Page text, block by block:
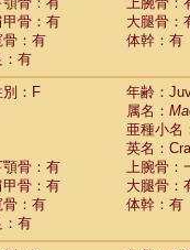
Kasi senex
Nasalis larvatus(0)
Presbytes
Pygathrix nemaeus
Semnopithecus
Trachypithecus
Trachypithecus
Trachypithecus
Trachypithecus
Colobinae spp.(0)
Presbytesinaespp.(0)
Cercopithecidae
hoolock(1)
甲骨：有
大腿骨：
骨：有
体幹：有
：有
別：F
年齢：
属名：
亜種小名
英名：
顎骨：有
上腕骨：
甲骨：有
大腿骨：
骨：有
体幹：有
：有